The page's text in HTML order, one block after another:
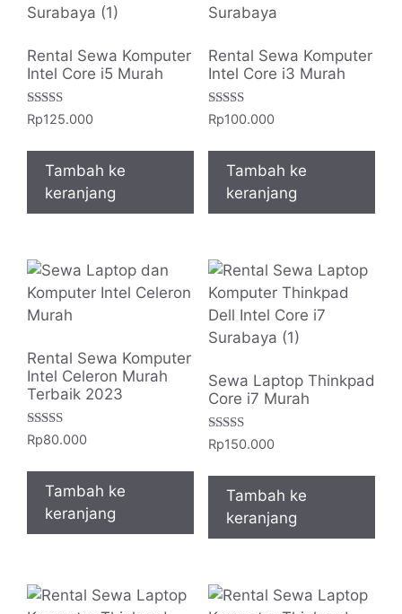
Rental Sewa Komputer
Intel Core i5 Murah
Dinilai
5.00
Rp125.000
Tambah ke
keranjang
Rental Sewa Komputer
Intel Core i3 Murah
Dinilai
5.00
Rp100.000
Tambah ke
keranjang
Rental Sewa Komputer
Intel Celeron Murah
Terbaik 2023
Dinilai
5.00
Rp80.000
Tambah ke
keranjang
Sewa Laptop Thinkpad
Core i7 Murah
Dinilai
5.00
Rp150.000
Tambah ke
keranjang